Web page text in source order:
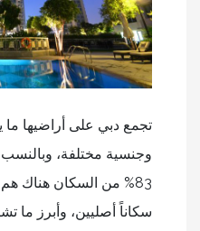
وجنسية مختلفة، وبالنسب
83% من السكان هناك
سكاناً أصليين، وأبرز ما